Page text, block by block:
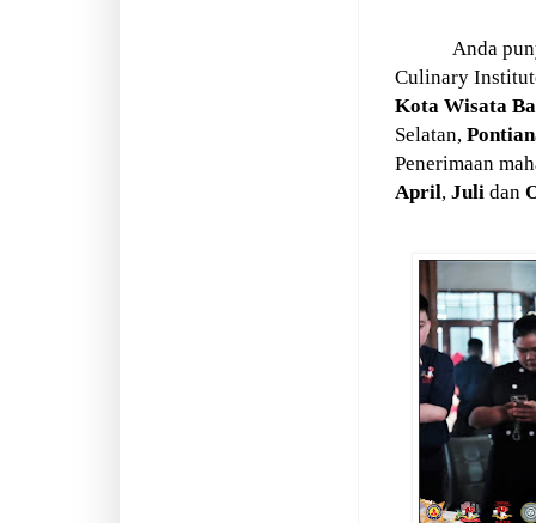
Anda
Culinary
Kota Wisata
Selatan,
Penerimaan
April, Juli dan